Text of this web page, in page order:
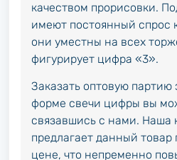
качеством прорисовки.
имеют постоянный спрос
они уместны на всех
фигурирует цифра «3».
Заказать оптовую партию
форме свечи цифры вы
связавшись с нами. Наша
предлагает данный товар
цене, что непременно